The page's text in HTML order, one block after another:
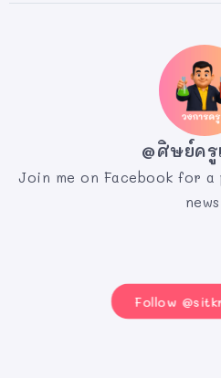
@ศิษย์ค
Join me on Facebook for
Follow